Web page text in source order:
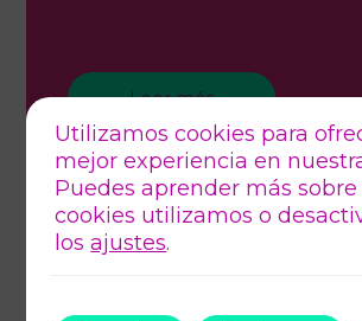
Leer más
Utilizamos cookies para
mejor experiencia en
Puedes aprender más
cookies utilizamos o
losajustes.